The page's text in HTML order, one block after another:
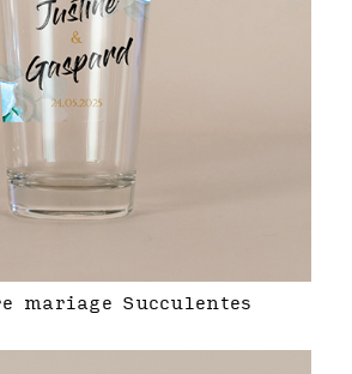
mariage Succulentes